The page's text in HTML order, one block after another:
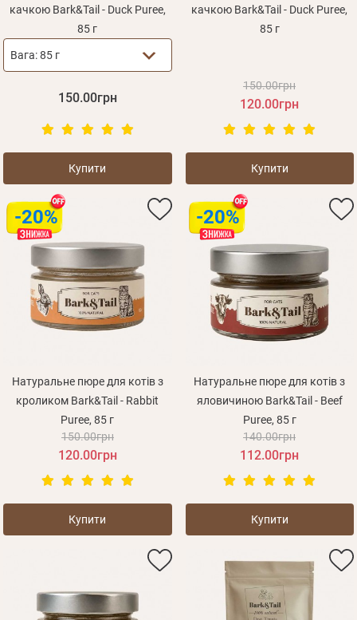
качкою Bark&Tail - Duck Puree,
85 г
Вага:85 г
150.00грн
Купити
качкою Bark&Tail - Duck Puree,
85 г
150.00грн
120.00грн
Купити
-20%
Натуральне пюре для котів з
кроликом Bark&Tail - Rabbit
Puree, 85 г
150.00грн
120.00грн
Купити
-20%
Натуральне пюре для котів з
яловичиною Bark&Tail - Beef
Puree, 85 г
140.00грн
112.00грн
Купити